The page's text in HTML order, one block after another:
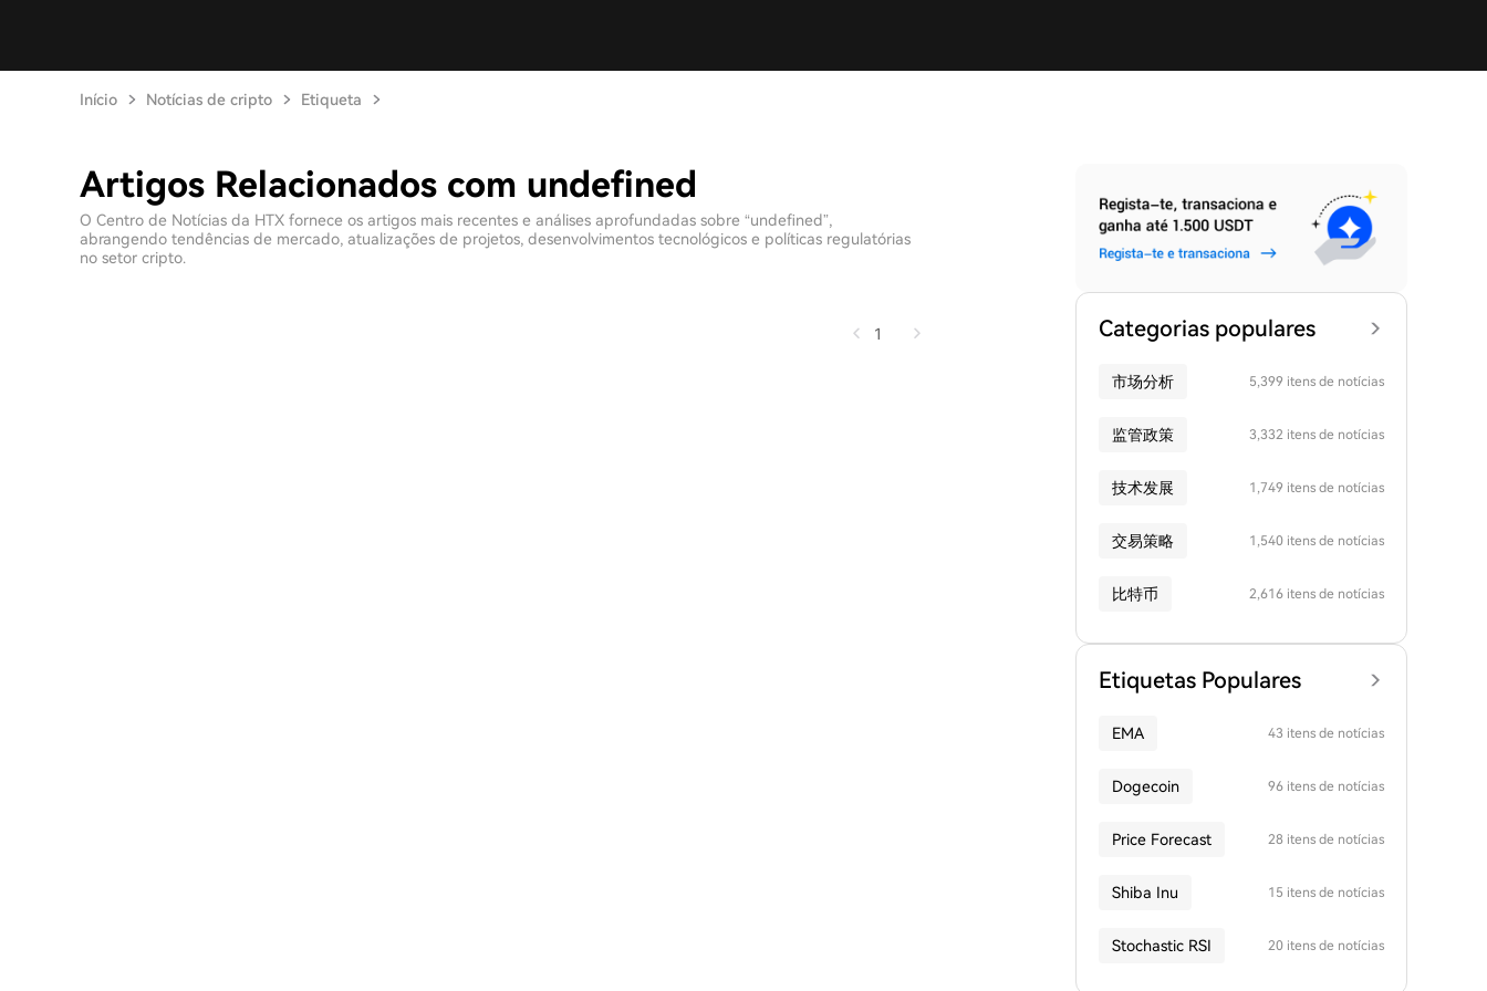
Início Notícias de cripto Etiqueta
Artigos Relacionados com undefined
O Centro de Notícias da HTX fornece os artigos mais recentes e análises aprofundadas sobre “undefined”,
abrangendo tendências de mercado, atualizações de projetos, desenvolvimentos tecnológicos e políticas regulatórias
no setor cripto.
1 Categorias populares
市场分析 5,399 itens de notícias
监管政策 3,332 itens de notícias
技术发展 1,749 itens de notícias
交易策略 1,540 itens de notícias
比特币 2,616 itens de notícias
Etiquetas Populares
EMA 43 itens de notícias
Dogecoin 96 itens de notícias
Price Forecast 28 itens de notícias
Shiba Inu 15 itens de notícias
Stochastic RSI 20 itens de notícias